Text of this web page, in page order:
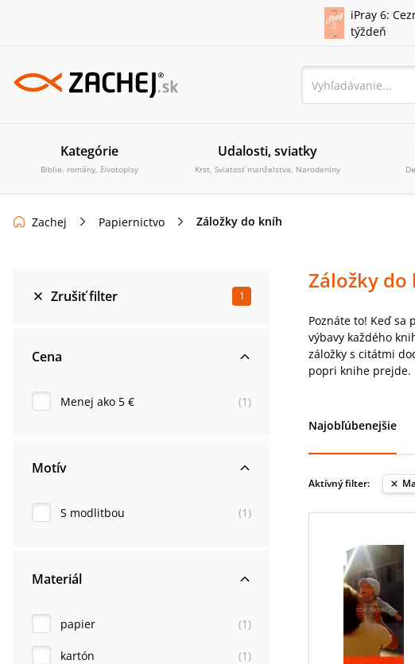
iPray 6:
týždeň
Kategórie
Biblie, romány, životopisy
Udalosti, sviatky
Krst, Sviatosť manželstva, Narodeniny
Zachej Papiernictvo Záložky do kníh
Zrušiť filter 1
Cena
Menej ako 5 € (1 )
Motív
S modlitbou (1 )
Materiál
papier (1 )
kartón (1 )
Záložky do
Poznáte to! Keď sa
výbavy každého
záložky s citátmi
popri knihe prejde.
Najobľúbenejšie
Aktívný filter: